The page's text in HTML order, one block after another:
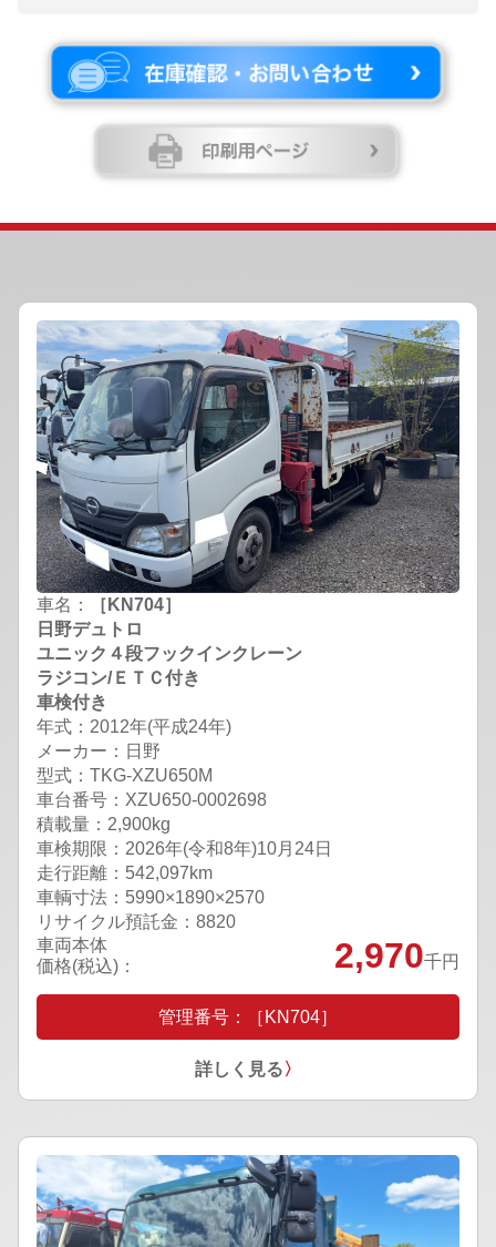
車名：
［KN704］
日野デュトロ
ユニック４段フックインクレーン
ラジコン/ＥＴＣ付き
車検付き
年式：2012年(平成24年)
メーカー：日野
型式：TKG-XZU650M
車台番号：XZU650-0002698
積載量：2,900kg
車検期限： 2026年(令和8年)10月24日
走行距離：542,097km
車輌寸法：5990×1890×2570
リサイクル預託金：8820
車両本体
価格(税込)：
2,970千円
管理番号：［KN704］
詳しく見る〉